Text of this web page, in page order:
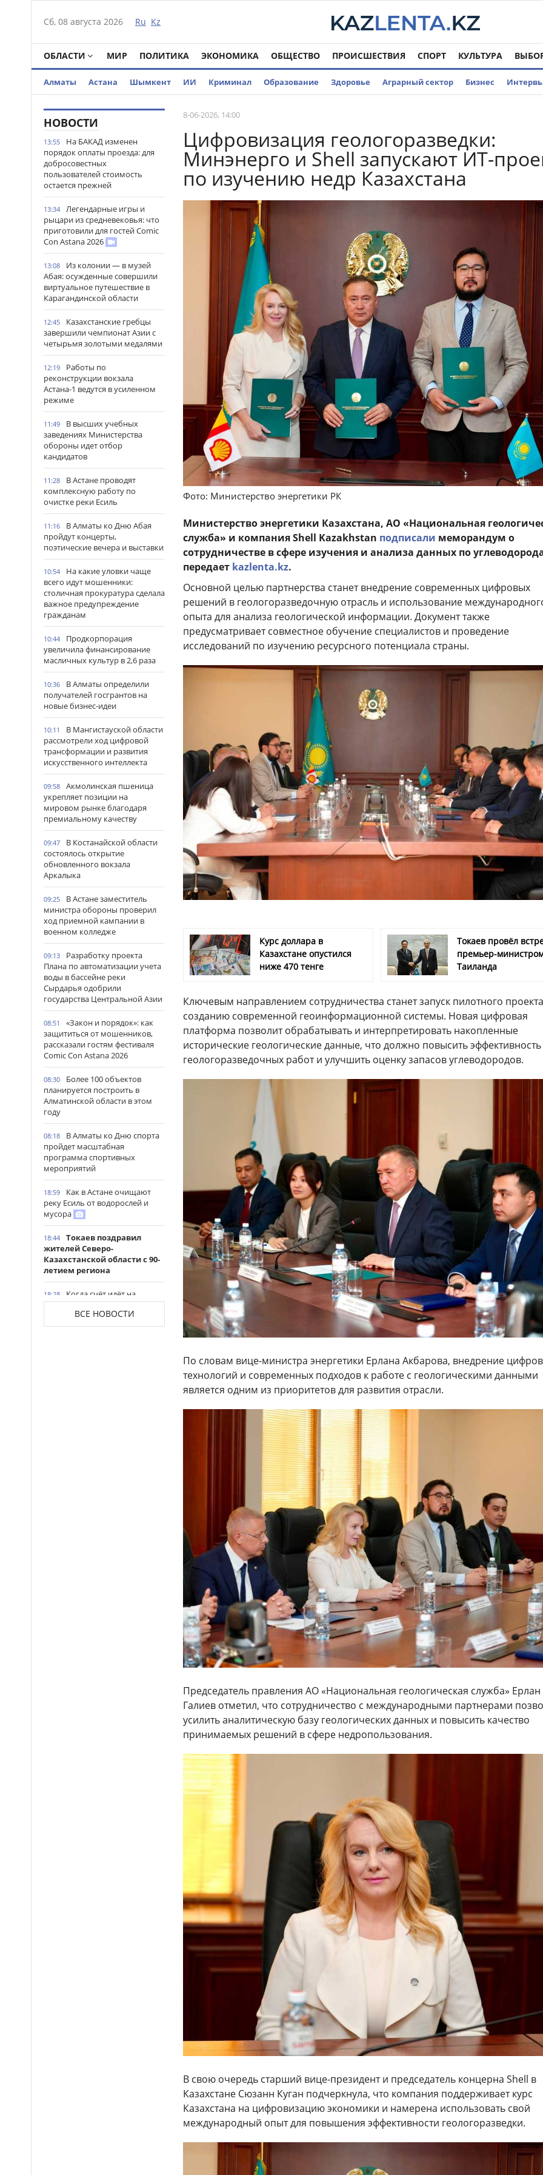
Сб, 08 августа 2026 Ru Kz
ОБЛАСТИ МИР ПОЛИТИКА ЭКОНОМИКА ОБЩЕСТВО ПРОИСШЕСТВИЯ СПОРТ КУЛЬТУРА
Алматы Астана Шымкент ИИ Криминал Образование Здоровье Аграрный сектор Бизнес
НОВОСТИ
13:55
На БАКАД изменен
порядок оплаты проезда: для
добросовестных
пользователей стоимость
остается прежней
13:34
Легендарные игры и
рыцари из средневековья: что
приготовили для гостей Comic
Con Astana 2026
13:08
Из колонии — в музей
Абая: осужденные совершили
виртуальное путешествие в
Карагандинской области
12:45
Казахстанские гребцы
завершили чемпионат Азии с
четырьмя золотыми медалями
12:19
Работы по
реконструкции вокзала
Астана-1 ведутся в усиленном
режиме
11:49
В высших учебных
заведениях Министерства
обороны идет отбор
кандидатов
11:28
В Астане проводят
комплексную работу по
очистке реки Есиль
11:16
В Алматы ко Дню Абая
пройдут концерты,
поэтические вечера и выставки
10:54
На какие уловки чаще
всего идут мошенники:
столичная прокуратура сделала
важное предупреждение
гражданам
10:44
Продкорпорация
увеличила финансирование
масличных культур в 2,6 раза
10:36
В Алматы определили
получателей госгрантов на
новые бизнес-идеи
10:11
В Мангистауской области
рассмотрели ход цифровой
трансформации и развития
искусственного интеллекта
09:58
Акмолинская пшеница
укрепляет позиции на
мировом рынке благодаря
премиальному качеству
09:47
В Костанайской области
состоялось открытие
обновленного вокзала
Аркалыка
09:25
В Астане заместитель
министра обороны проверил
ход приемной кампании в
военном колледже
09:13
Разработку проекта
Плана по автоматизации учета
воды в бассейне реки
Сырдарья одобрили
государства Центральной Азии
08:51
«Закон и порядок»: как
защититься от мошенников,
рассказали гостям фестиваля
Comic Con Astana 2026
08:30
Более 100 объектов
планируется построить в
Алматинской области в этом
году
08:18
В Алматы ко Дню спорта
пройдет масштабная
программа спортивных
мероприятий
18:59
Как в Астане очищают
реку Есиль от водорослей и
мусора
18:44
Токаев поздравил
жителей Северо-
Казахстанской области с 90-
летием региона
18:28
Когда счёт идёт на
минуты: медицинская авиация
Казахстана выполнила более
1300 вылетов за семь месяцев
ВСЕ НОВОСТИ
8-06-2026, 14:00
Цифровизация геологоразведки:
Минэнерго и Shell запускают ИТ-
по изучению недр Казахстана
Фото: Министерство энергетики РК
Министерство энергетики Казахстана, АО «Национальная
служба» и компания Shell Kazakhstan подписали меморандум о
сотрудничестве в сфере изучения и анализа данных по
передает kazlenta.kz.
Основной целью партнерства станет внедрение современных цифровых
решений в геологоразведочную отрасль и использование
опыта для анализа геологической информации. Документ также
предусматривает совместное обучение специалистов и проведение
исследований по изучению ресурсного потенциала страны.
Курс доллара в
Казахстане опустился
ниже 470 тенге
Токаев провёл
премьер-
Таиланда
Ключевым направлением сотрудничества станет запуск пилотного
созданию современной геоинформационной системы. Новая цифровая
платформа позволит обрабатывать и интерпретировать накопленные
исторические геологические данные, что должно повысить эффективность
геологоразведочных работ и улучшить оценку запасов углеводородов.
По словам вице-министра энергетики Ерлана Акбарова, внедрение
технологий и современных подходов к работе с геологическими данными
является одним из приоритетов для развития отрасли.
Председатель правления АО «Национальная геологическая служба» Ерлан
Галиев отметил, что сотрудничество с международными партнерами
усилить аналитическую базу геологических данных и повысить качество
принимаемых решений в сфере недропользования.
В свою очередь старший вице-президент и председатель концерна Shell в
Казахстане Сюзанн Куган подчеркнула, что компания поддерживает курс
Казахстана на цифровизацию экономики и намерена использовать свой
международный опыт для повышения эффективности геологоразведки.